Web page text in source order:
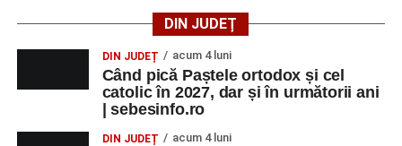
de Federico Fellini și Tullio Pinelli.
MARȚI, 25 AUGUST 2026
Grădina Muzeului Municipal „Ioan
Raica” Sebeș
DIN JUDEȚ
DIN JUDEȚ acum 4 luni
Când pică Paștele ortodox și cel
catolic în 2027, dar și în următorii ani
| sebesinfo.ro
DIN JUDEȚ acum 4 luni